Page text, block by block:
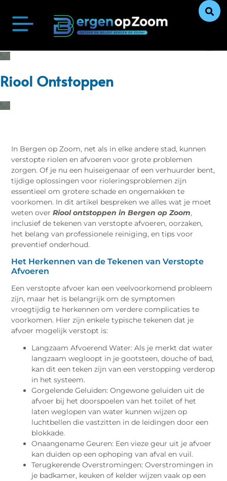
Riool Ontstoppen
In Bergen op Zoom, net als in elke andere stad, kunnen
verstopte riolen en afvoeren voor grote problemen
zorgen. Of je nu een huiseigenaar of een verhuurder bent,
tijdige oplossingen voor rioleringsproblemen zijn
essentieel om grotere schade en ongemakken te
voorkomen. In dit artikel bespreken we alles wat je moet
weten overRiool ontstoppen in Bergen op Zoom,
inclusief de tekenen van verstopte afvoeren, oorzaken,
het belang van professionele reiniging, en tips voor
preventief onderhoud.
Het Herkennen van de Tekenen van Verstopte
Afvoeren
Een verstopte afvoer kan een veelvoorkomend probleem
zijn, maar het is belangrijk om de symptomen
vroegtijdig te herkennen om verdere complicaties te
voorkomen. Hier zijn enkele typische tekenen dat je
afvoer mogelijk verstopt is:
Langzaam Afvoerend Water: Als je merkt dat water
langzaam wegloopt in je gootsteen, douche of bad,
kan dit een teken zijn van een verstopping verderop
in het systeem.
Gorgelende Geluiden: Ongewone geluiden uit de
afvoer bij het doorspoelen van het toilet of het
laten weglopen van water kunnen wijzen op
luchtbellen die vastzitten in de leidingen door een
blokkade.
Onaangename Geuren: Een vieze geur uit je afvoer
kan duiden op een ophoping van afval en vuil.
Terugkerende Overstromingen: Overstromingen in
je badkamer, keuken of kelder wijzen vaak op een